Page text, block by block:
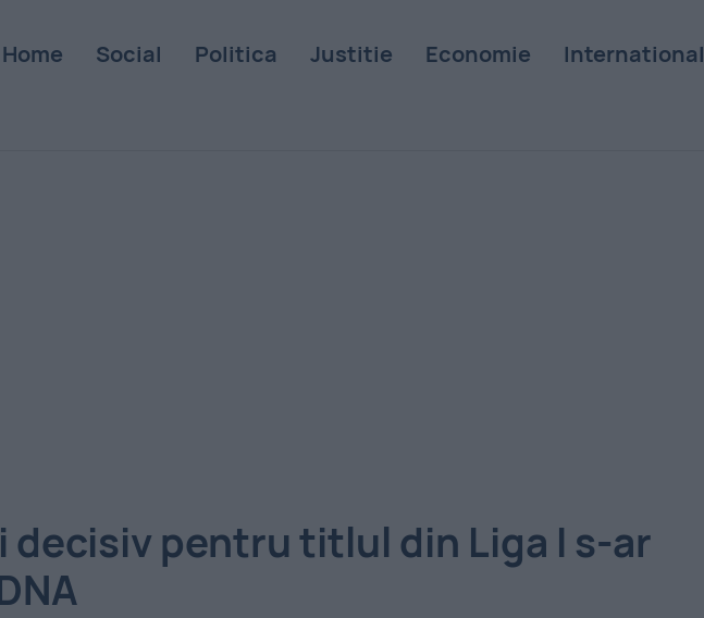
Home Social Politica Justitie Economie International
decisiv pentru titlul din Liga I s-ar